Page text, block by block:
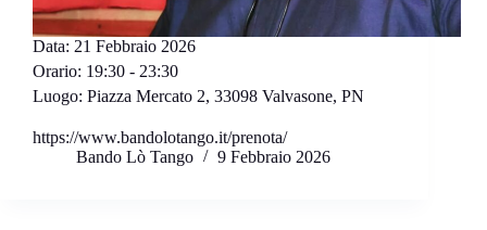
Data: 21 Febbraio 2026
Orario: 19:30 - 23:30
Luogo: Piazza Mercato 2, 33098 Valvasone, PN
https://www.bandolotango.it/prenota/
Bando Lò Tango
9 Febbraio 2026